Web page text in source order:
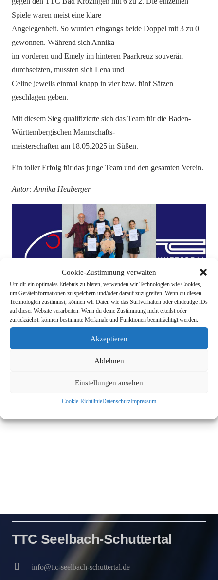
Cookie-Zustimmung verwalten
Um dir ein optimales Erlebnis zu bieten, verwenden wir Technologien wie Cookies,
um Geräteinformationen zu speichern und/oder darauf zuzugreifen. Wenn du diesen
Technologien zustimmst, können wir Daten wie das Surfverhalten oder eindeutige IDs
auf dieser Website verarbeiten. Wenn du deine Zustimmung nicht erteilst oder
zurückziehst, können bestimmte Merkmale und Funktionen beeinträchtigt werden.
Akzeptieren
Ablehnen
Einstellungen ansehen
Cookie-RichtlinieDatenschutzImpressum
Spiele waren meist eine klare
Angelegenheit. So wurden eingangs beide Doppel mit 3 zu 0
gewonnen. Während sich Annika
im vorderen und Emely im hinteren Paarkreuz souverän
durchsetzten, mussten sich Lena und
Celine jeweils einmal knapp in vier bzw. fünf Sätzen
geschlagen geben.
Mit diesem Sieg qualifizierte sich das Team für die Baden-
Württembergischen Mannschafts-
meisterschaften am 18.05.2025 in Süßen.
Ein toller Erfolg für das junge Team und den gesamten Verein.
Autor: Annika Heuberger
TTC Seelbach-Schuttertal
info@ttc-seelbach-schuttertal.de